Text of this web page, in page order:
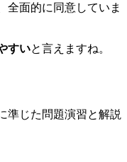
全面的に同意していま
すいと言えますね。
準じた問題演習と解説